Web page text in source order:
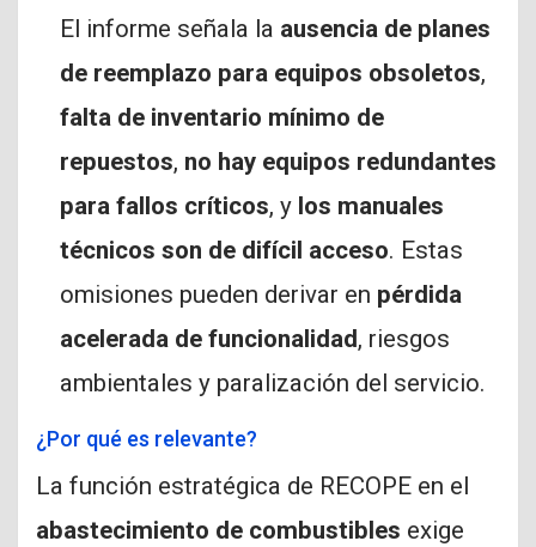
El informe señala la ausencia de planes
de reemplazo para equipos obsoletos,
falta de inventario mínimo de
repuestos, no hay equipos redundantes
para fallos críticos, y los manuales
técnicos son de difícil acceso. Estas
omisiones pueden derivar en pérdida
acelerada de funcionalidad, riesgos
ambientales y paralización del servicio.
¿Por qué es relevante?
La función estratégica de RECOPE en el
abastecimiento de combustibles exige